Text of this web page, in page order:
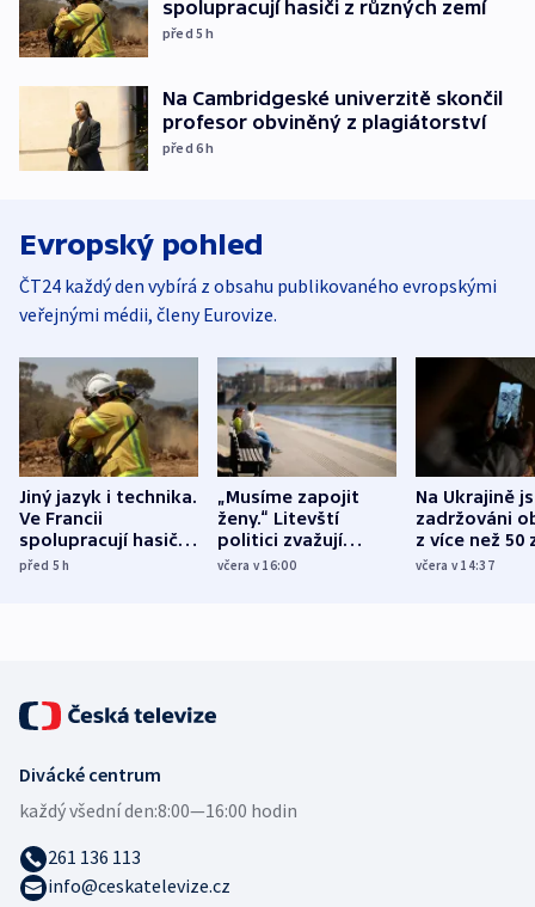
spolupracují hasiči z různých zemí
před 5h
Na Cambridgeské univerzitě skončil
profesor obviněný z plagiátorství
před 6h
Evropský pohled
ČT24 každý den vybírá z obsahu publikovaného evropskými
veřejnými médii, členy Eurovize.
Jiný jazyk i technika.
Ve Francii
spolupracují hasiči z
různých zemí
před 5h
„Musíme zapojit
ženy.“ Litevští
politici zvažují
dohodu o
včera v 16:00
Na Ukrajině
zadržováni
z více než 50
Bojovali na
včera v 14:37
Divácké centrum
každý všední den:8:00—16:00 hodin
261 136 113
info@ceskatelevize.cz